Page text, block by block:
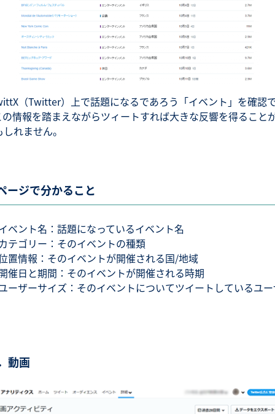
（Twitter）上で話題になるであろう「イベント」を確認
の情報を踏まえながらツィートすれば大きな反響を得ること
れません。
ージで分かること
ベント名：話題になっているイベント名
テゴリー：そのイベントの種類
置情報：そのイベントが開催される国/地域
催日と期間：そのイベントが開催される時期
ーザーサイズ：そのイベントについてツイートしているユ
動画